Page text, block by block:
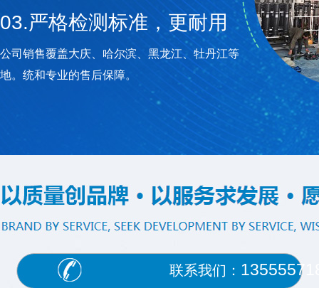
03.严格检测标准，更耐用
公司销售覆盖大庆、哈尔滨、黑龙江、牡丹江等
地。统和专业的售后保障。
联系我们：